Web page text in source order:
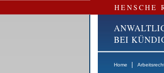
HENSCHE
BEI
Home